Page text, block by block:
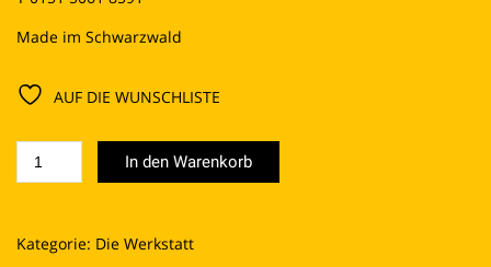
Made im Schwarzwald
AUF DIE WUNSCHLISTE
LandsknechtsbaretteIn den Warenkorb
Kategorie: Die Werkstatt